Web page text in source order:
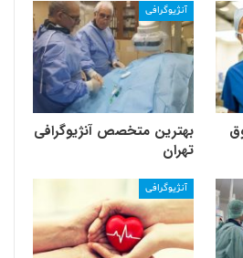
آنژیوگرافی
بهترین متخصص آنژیوگرافی
تهران
آنژیوگرافی